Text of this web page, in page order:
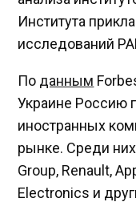
Института
исследований
По данным
Украине Россию
иностранных
рынке. Среди
Group, Renault,
Electronics и